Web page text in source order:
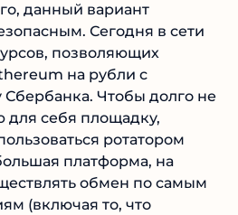
данный вариант
Сегодня в сети
позволяющих
на рубли с
Сбербанка. Чтобы долго не
для себя площадку,
ротатором
платформа, на
обмен по самым
(включая то, что